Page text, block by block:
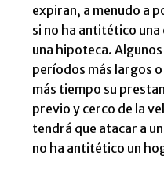
expiran, a menudo a
si no ha antitético
una hipoteca.
períodos más largos
más tiempo su
previo y cerco de la
tendrá que atacar a
no ha antitético un